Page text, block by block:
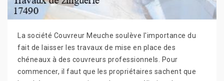
La société Couvreur Meuche soulève l'importance du
fait de laisser les travaux de mise en place des
chéneaux à des couvreurs professionnels. Pour
commencer, il faut que les propriétaires sachent que